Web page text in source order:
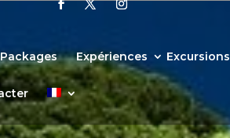
Expériences Excursions